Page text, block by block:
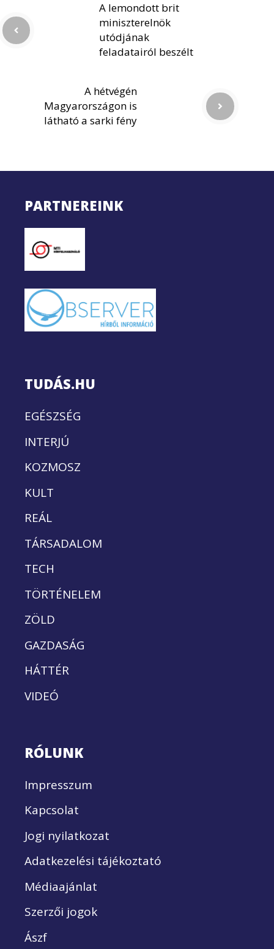
A lemondott brit
miniszterelnök
utódjának
feladatairól beszélt
A hétvégén
Magyarországon is
látható a sarki fény
PARTNEREINK
TUDÁS.HU
EGÉSZSÉG
INTERJÚ
KOZMOSZ
KULT
REÁL
TÁRSADALOM
TECH
TÖRTÉNELEM
ZÖLD
GAZDASÁG
HÁTTÉR
VIDEÓ
RÓLUNK
Impresszum
Kapcsolat
Jogi nyilatkozat
Adatkezelési tájékoztató
Médiaajánlat
Szerzői jogok
Ászf